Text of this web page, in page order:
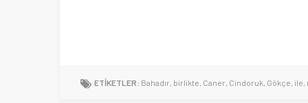
ETİKETLER: Bahadır, birlikte, Caner, Cindoruk, Gökçe, ile,